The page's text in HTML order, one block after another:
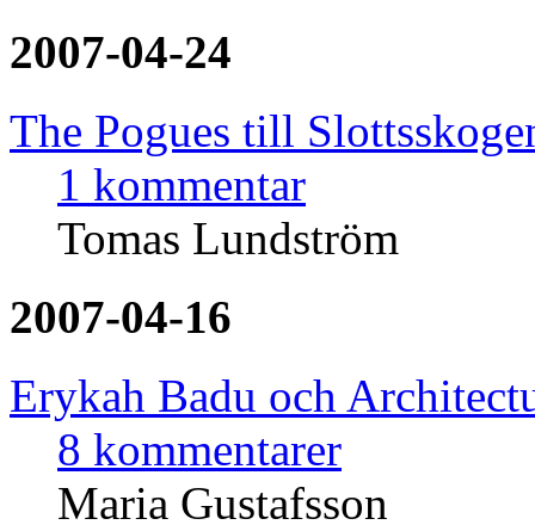
2007-04-24
The Pogues till
1 kommentar
Tomas Lundström
2007-04-16
Erykah Badu och
8 kommentarer
Maria Gustafsson